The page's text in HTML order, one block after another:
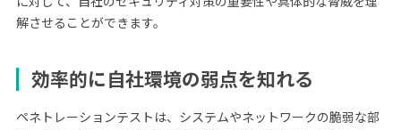
解させることができます。
効率的に自社環境の弱点を知れる
ペネトレーションテストは、システムやネットワークの脆弱な部